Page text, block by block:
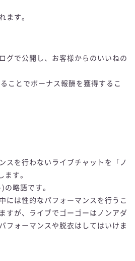
ます。
グで公開し、お客様からのいいねの
ことでボーナス報酬を獲得するこ
スを行わないライブチャットを「ノ
ます。
略語です。
には性的なパフォーマンスを行うこ
すが、ライブでゴーゴーはノンアダ
フォーマンスや脱衣はしてはいけま